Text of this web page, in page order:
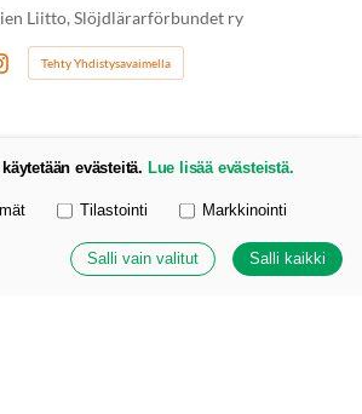
Liitto, Slöjdlärarförbundet ry
Tehty Yhdistysavaimella
evästeitä. Lue lisää evästeistä.
evästeet Tilastointi Markkinointi
Salli vain valitut Salli kaikki